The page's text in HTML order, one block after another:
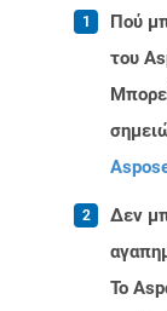
Πού
του
Δεν
Το